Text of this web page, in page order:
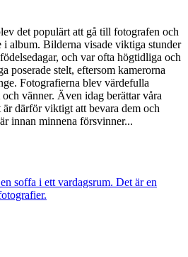
det populärt att gå till fotografen och
i album. Bilderna visade viktiga stunder
och var ofta högtidliga och
poserade stelt, eftersom kamerorna
Fotografierna blev värdefulla
vänner. Även idag berättar våra
därför viktigt att bevara dem och
innan minnena försvinner...